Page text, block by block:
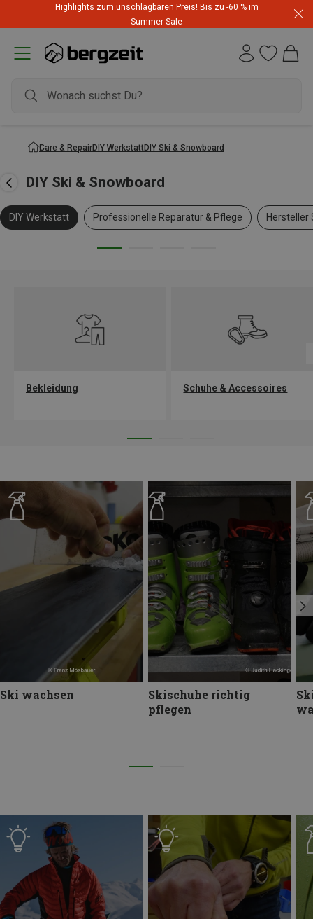
Highlights zum unschlagbaren Preis! Bis zu -60 % im
Summer Sale
Care & RepairDIY WerkstattDIY Ski & Snowboard
DIY Ski & Snowboard
DIY Werkstatt Professionelle Reparatur & Pflege Hersteller
Bekleidung Schuhe & Accessoires
Ski wachsen
Skischuhe richtig
pflegen